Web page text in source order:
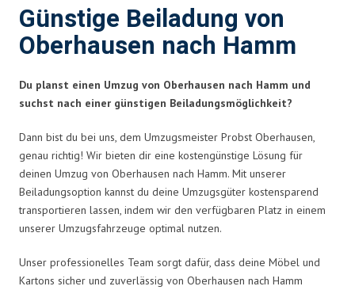
Günstige Beiladung von
Oberhausen nach Hamm
Du planst einen Umzug von Oberhausen nach Hamm und
suchst nach einer günstigen Beiladungsmöglichkeit?
Dann bist du bei uns, dem Umzugsmeister Probst Oberhausen,
genau richtig! Wir bieten dir eine kostengünstige Lösung für
deinen Umzug von Oberhausen nach Hamm. Mit unserer
Beiladungsoption kannst du deine Umzugsgüter kostensparend
transportieren lassen, indem wir den verfügbaren Platz in einem
unserer Umzugsfahrzeuge optimal nutzen.
Unser professionelles Team sorgt dafür, dass deine Möbel und
Kartons sicher und zuverlässig von Oberhausen nach Hamm